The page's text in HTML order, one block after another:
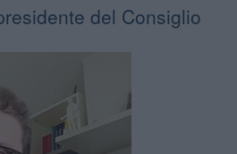
del Consiglio